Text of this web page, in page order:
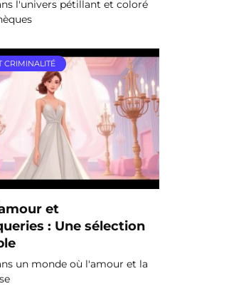
l'univers pétillant et coloré
CRIMINALITÉ
et
: Une sélection
un monde où l'amour et la